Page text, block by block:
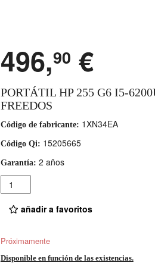
496,90 €
PORTÁTIL HP 255 G6 I5-
FREEDOS
Código de fabricante: 1XN34EA
Código Qi: 15205665
Garantía: 2 años
Cantidad
añadir a favoritos
Próximamente
Disponible en función de las existencias.